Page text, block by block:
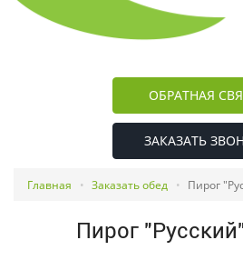
ОБРАТНАЯ
ЗАКАЗАТЬ
Главная Заказать обед Пирог
Пирог